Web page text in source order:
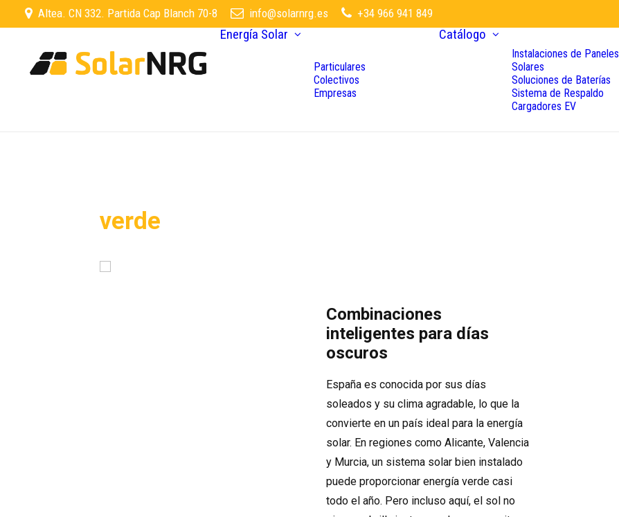
Altea. CN 332. Partida Cap Blanch 70-8 info@solarnrg.es +34 966 941 849
Energía Solar
Particulares
Colectivos
Empresas
Catálogo
Instalaciones de Paneles
Solares
Soluciones de Baterías
Sistema de Respaldo
Cargadores EV
verde
Combinaciones
inteligentes para días
oscuros
España es conocida por sus días
soleados y su clima agradable, lo que la
convierte en un país ideal para la energía
solar. En regiones como Alicante, Valencia
y Murcia, un sistema solar bien instalado
puede proporcionar energía verde casi
todo el año. Pero incluso aquí, el sol no